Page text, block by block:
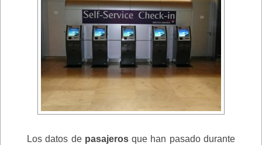
Los datos depasajerosque han pasado durante